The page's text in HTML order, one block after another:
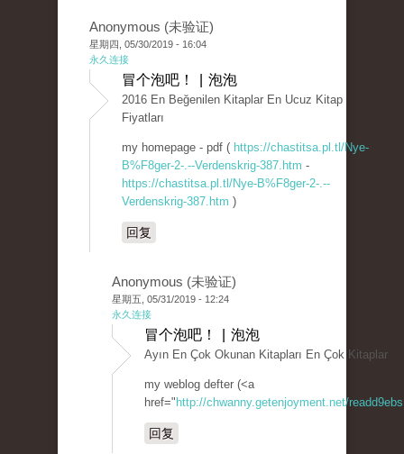
Anonymous (未验证)
星期四, 05/30/2019 - 16:04
永久连接
冒个泡吧！ | 泡泡
2016 En Beğenilen Kitaplar En Ucuz Kitap
Fiyatları
my homepage - pdf ( https://chastitsa.pl.tl/Nye-
B%F8ger-2-.--Verdenskrig-387.htm -
https://chastitsa.pl.tl/Nye-B%F8ger-2-.--
Verdenskrig-387.htm )
回复
Anonymous (未验证)
星期五, 05/31/2019 - 12:24
永久连接
冒个泡吧！ | 泡泡
Ayın En Çok Okunan Kitapları En Çok Kitaplar
my weblog defter (<a
href=" http://chwanny.getenjoyment.net/
回复